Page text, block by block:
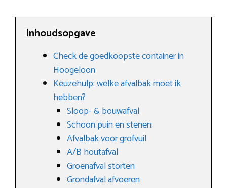
Inhoudsopgave
Check de goedkoopste container in
Hoogeloon
Keuzehulp: welke afvalbak moet ik
hebben?
Sloop- & bouwafval
Schoon puin en stenen
Afvalbak voor grofvuil
A/B houtafval
Groenafval storten
Grondafval afvoeren